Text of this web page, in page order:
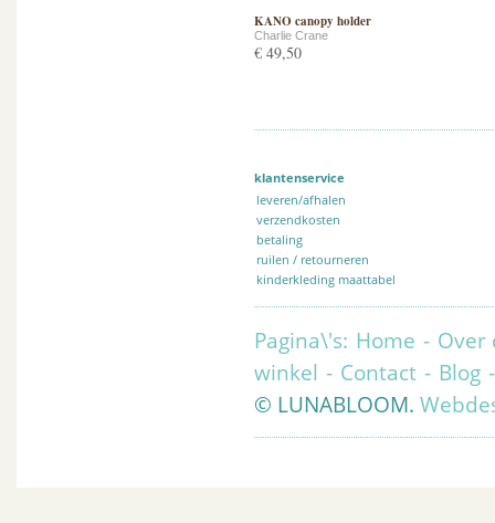
KANO canopy holder
Charlie Crane
€ 49,50
klantenservice
leveren/afhalen
verzendkosten
betaling
ruilen / retourneren
kinderkleding maattabel
Pagina\'s: Home - Over
winkel - Contact - Blog
© LUNABLOOM.